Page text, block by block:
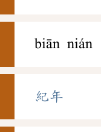
biān nián
紀年